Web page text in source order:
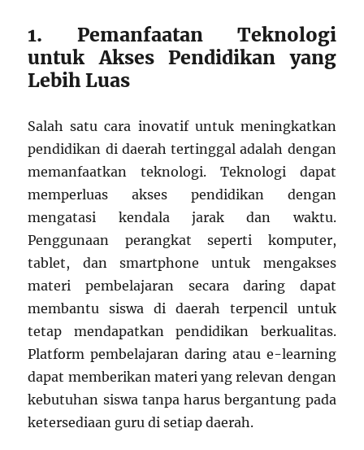
1. Pemanfaatan Teknologi
untuk Akses Pendidikan yang
Lebih Luas
Salah satu cara inovatif untuk meningkatkan
pendidikan di daerah tertinggal adalah dengan
memanfaatkan teknologi. Teknologi dapat
memperluas akses pendidikan dengan
mengatasi kendala jarak dan waktu.
Penggunaan perangkat seperti komputer,
tablet, dan smartphone untuk mengakses
materi pembelajaran secara daring dapat
membantu siswa di daerah terpencil untuk
tetap mendapatkan pendidikan berkualitas.
Platform pembelajaran daring atau e-learning
dapat memberikan materi yang relevan dengan
kebutuhan siswa tanpa harus bergantung pada
ketersediaan guru di setiap daerah.